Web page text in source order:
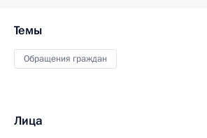
Темы
Обращения граждан
Лица